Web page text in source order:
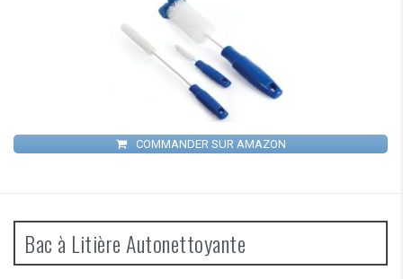
COMMANDER SUR AMAZON
Bac à Litière Autonettoyante